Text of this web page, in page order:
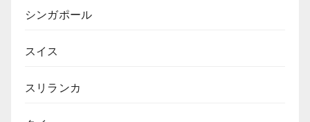
シンガポール
スイス
スリランカ